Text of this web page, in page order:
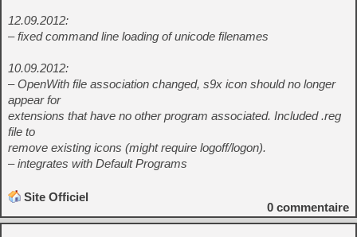
12.09.2012:
– fixed command line loading of unicode filenames
10.09.2012:
– OpenWith file association changed, s9x icon should no longer
appear for
extensions that have no other program associated. Included .reg
file to
remove existing icons (might require logoff/logon).
– integrates with Default Programs
Site Officiel
0 commentaire